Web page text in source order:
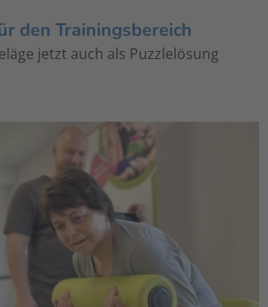
den Trainingsbereich
jetzt auch als Puzzlelösung